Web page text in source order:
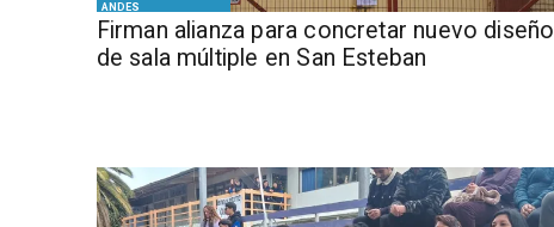
ANDES
​​Firman alianza para concretar nuevo diseño
de sala múltiple en San Esteban